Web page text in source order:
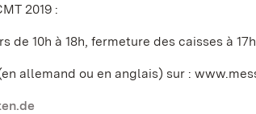
2019 :
de 10h à 18h, fermeture des caisses à
allemand ou en anglais) sur :